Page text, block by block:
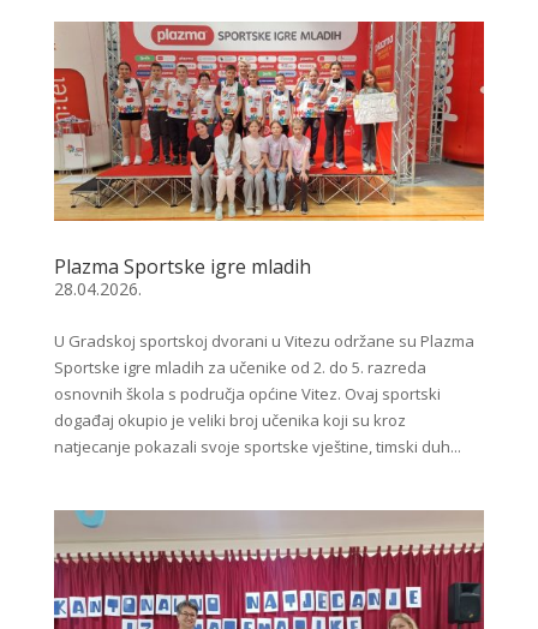
Plazma Sportske igre mladih
28.04.2026.
U Gradskoj sportskoj dvorani u Vitezu održane su Plazma
Sportske igre mladih za učenike od 2. do 5. razreda
osnovnih škola s područja općine Vitez. Ovaj sportski
događaj okupio je veliki broj učenika koji su kroz
natjecanje pokazali svoje sportske vještine, timski duh...